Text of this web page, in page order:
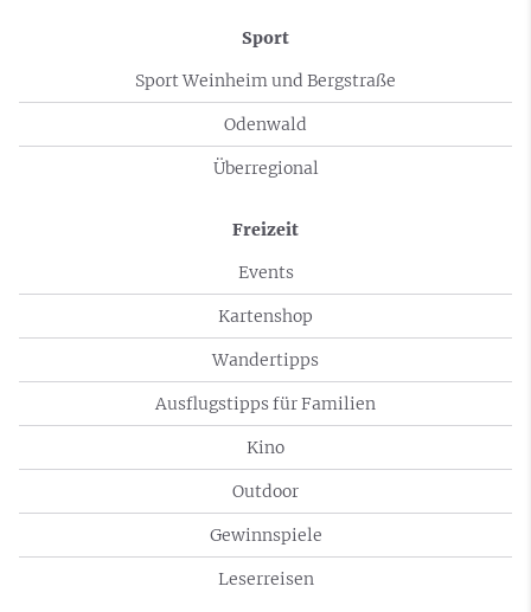
Sport
Sport Weinheim und Bergstraße
Odenwald
Überregional
Freizeit
Events
Kartenshop
Wandertipps
Ausflugstipps für Familien
Kino
Outdoor
Gewinnspiele
Leserreisen